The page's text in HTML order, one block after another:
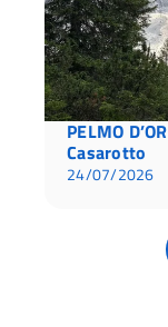
PELMO
Casarotto
24/07/2026